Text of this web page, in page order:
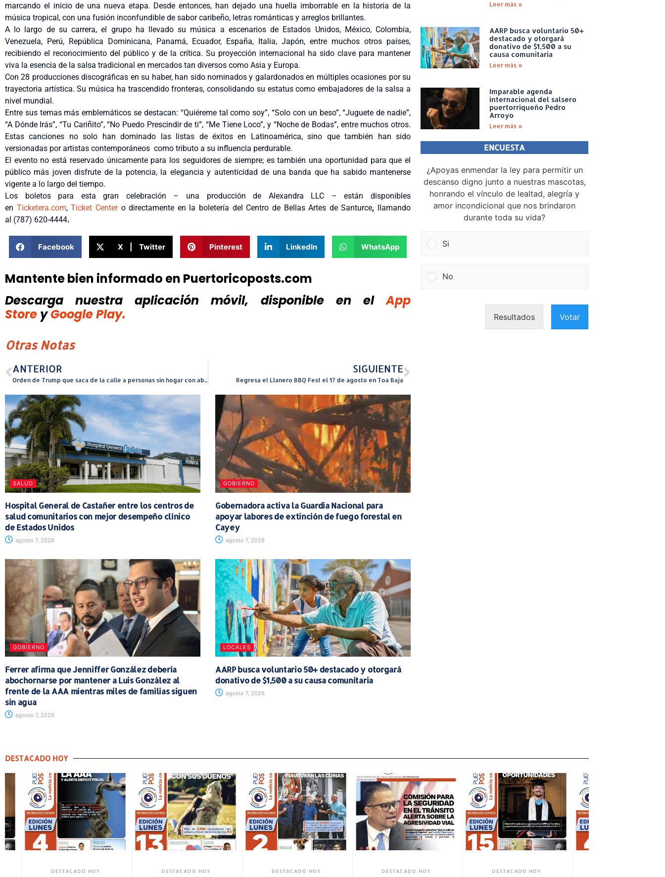
marcando el inicio de una nueva etapa. Desde entonces, han dejado una huella imborrable en la historia de la
música tropical, con una fusión inconfundible de sabor caribeño, letras románticas y arreglos brillantes.
A lo largo de su carrera, el grupo ha llevado su música a escenarios de Estados Unidos, México, Colombia,
Venezuela, Perú, República Dominicana, Panamá, Ecuador, España, Italia, Japón, entre muchos otros países,
recibiendo el reconocimiento del público y de la crítica. Su proyección internacional ha sido clave para mantener
viva la esencia de la salsa tradicional en mercados tan diversos como Asia y Europa.
Con 28 producciones discográficas en su haber, han sido nominados y galardonados en múltiples ocasiones por su
trayectoria artística. Su música ha trascendido fronteras, consolidando su estatus como embajadores de la salsa a
nivel mundial.
Entre sus temas más emblemáticos se destacan: “Quiéreme tal como soy”, “Solo con un beso”, “Juguete de nadie”,
“A Dónde Irás”, “Tu Cariñito”, “No Puedo Prescindir de ti”, “Me Tiene Loco”, y “Noche de Bodas”, entre muchos otros.
Estas canciones no solo han dominado las listas de éxitos en Latinoamérica, sino que también han sido
versionadas por artistas contemporáneos como tributo a su influencia perdurable.
El evento no está reservado únicamente para los seguidores de siempre; es también una oportunidad para que el
público más joven disfrute de la potencia, la elegancia y autenticidad de una banda que ha sabido mantenerse
vigente a lo largo del tiempo.
Los boletos para esta gran celebración – una producción de Alexandra LLC – están disponibles
en Ticketera.com,Ticket Centero directamente en la boletería del Centro de Bellas Artes de Santurce, llamando
al (787) 620-4444.
Facebook X | Twitter Pinterest LinkedIn WhatsApp
Mantente bien informado en Puertoricoposts.com
Descarga nuestra aplicación móvil, disponible
en el
App
Store y Google Play.
Otras Notas
ANTERIOR
Orden de Trump que saca de la calle a personas sin hogar con abuso de sustancias no atiende el sinhogarismo por razones económicas
SIGUIENTE
Regresa el Llanero BBQ Fest el 17 de agosto en Toa Baja
SALUD
Hospital General de Castañer entre los centros de
salud comunitarios con mejor desempeño clínico
de Estados Unidos
agosto 7, 2026
GOBIERNO
Gobernadora activa la Guardia Nacional para
apoyar labores de extinción de fuego forestal en
Cayey
agosto 7, 2026
GOBIERNO
Ferrer afirma que Jenniffer González debería
abochornarse por mantener a Luis González al
frente de la AAA mientras miles de familias siguen
sin agua
agosto 7, 2026
LOCALES
AARP busca voluntario 50+ destacado y otorgará
donativo de $1,500 a su causa comunitaria
agosto 7, 2026
Leer más »
AARP busca voluntario 50+
destacado y otorgará
donativo de $1,500 a su
causa comunitaria
Leer más »
Imparable agenda
internacional del salsero
puertorriqueño Pedro
Arroyo
Leer más »
ENCUESTA
¿Apoyas enmendar la ley para permitir un
descanso digno junto a nuestras mascotas,
honrando el vínculo de lealtad, alegría y
amor incondicional que nos brindaron
durante toda su vida?
Si
No
Resultados Votar
DESTACADO HOY
DESTACADO HOY DESTACADO HOY DESTACADO HOY DESTACADO HOY DESTACADO HOY